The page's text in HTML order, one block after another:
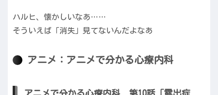
ハルヒ、懐かしいなあ……
そういえば「消失」見てないんだよなあ
アニメ：アニメで分かる心療内科
アニメで分かる心療内科 第10話「露出症